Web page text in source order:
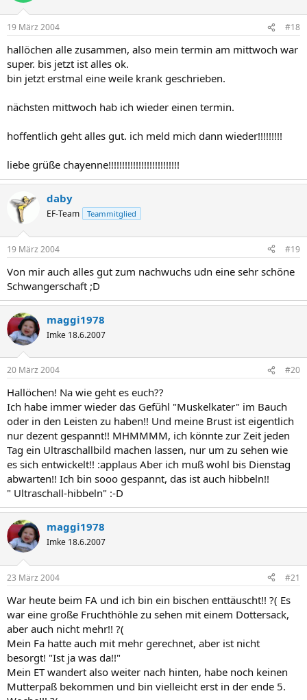
19 März 2004 #18
hallöchen alle zusammen, also mein termin am mittwoch war
super. bis jetzt ist alles ok.
bin jetzt erstmal eine weile krank geschrieben.
nächsten mittwoch hab ich wieder einen termin.
hoffentlich geht alles gut. ich meld mich dann wieder!!!!!!!!!
liebe grüße chayenne!!!!!!!!!!!!!!!!!!!!!!!!!!
daby
EF-Team Teammitglied
19 März 2004 #19
Von mir auch alles gut zum nachwuchs udn eine sehr schöne
Schwangerschaft ;D
maggi1978
Imke 18.6.2007
20 März 2004 #20
Hallöchen! Na wie geht es euch??
Ich habe immer wieder das Gefühl "Muskelkater" im Bauch
oder in den Leisten zu haben!! Und meine Brust ist eigentlich
nur dezent gespannt!! MHMMMM, ich könnte zur Zeit jeden
Tag ein Ultraschallbild machen lassen, nur um zu sehen wie
es sich entwickelt!! :applaus Aber ich muß wohl bis Dienstag
abwarten!! Ich bin sooo gespannt, das ist auch hibbeln!!
" Ultraschall-hibbeln" :-D
maggi1978
Imke 18.6.2007
23 März 2004 #21
War heute beim FA und ich bin ein bischen enttäuscht!! ?( Es
war eine große Fruchthöhle zu sehen mit einem Dottersack,
aber auch nicht mehr!! ?(
Mein Fa hatte auch mit mehr gerechnet, aber ist nicht
besorgt! "Ist ja was da!!"
Mein ET wandert also weiter nach hinten, habe noch keinen
Mutterpaß bekommen und bin vielleicht erst in der ende 5.